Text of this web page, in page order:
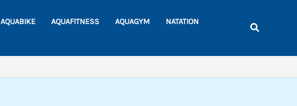
AQUABIKE AQUAFITNESS AQUAGYM
NATATION